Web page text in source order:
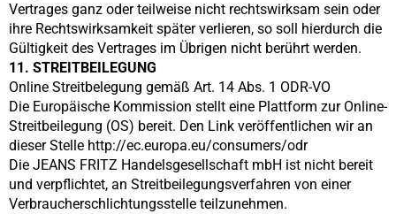
Vertrages ganz oder teilweise nicht rechtswirksam sein oder
ihre Rechtswirksamkeit später verlieren, so soll hierdurch die
Gültigkeit des Vertrages im Übrigen nicht berührt werden.
11. STREITBEILEGUNG
Online Streitbelegung gemäß Art. 14 Abs. 1 ODR-VO
Die Europäische Kommission stellt eine Plattform zur Online-
Streitbeilegung (OS) bereit. Den Link veröffentlichen wir an
dieser Stelle http://ec.europa.eu/consumers/odr
Die JEANS FRITZ Handelsgesellschaft mbH ist nicht bereit
und verpflichtet, an Streitbeilegungsverfahren von einer
Verbraucherschlichtungsstelle teilzunehmen.